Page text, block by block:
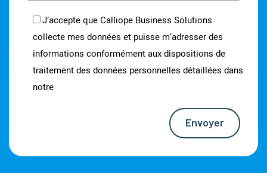
J’accepte que Calliope Business Solutions
collecte mes données et puisse m’adresser des
informations conformément aux dispositions de
traitement des données personnelles détaillées dans
notre
Envoyer